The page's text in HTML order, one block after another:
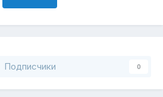
Подписчики 0